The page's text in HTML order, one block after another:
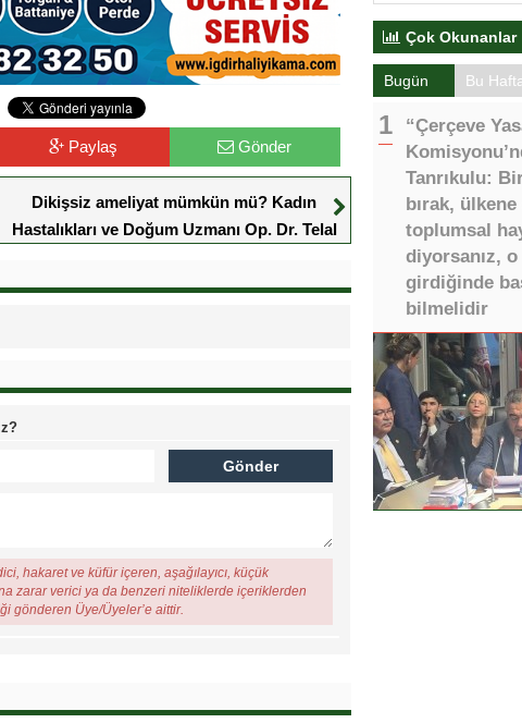
Paylaş Gönder
Dikişsiz ameliyat mümkün mü? Kadın
Hastalıkları ve Doğum Uzmanı Op. Dr. Telal
hakaret ve küfür içeren, aşağılayıcı, küçük
zarar verici ya da benzeri niteliklerde içeriklerden
gönderen Üye/Üyeler’e aittir.
Çok Okunanlar
Bugün Bu
“Çerçeve
Tanrıkulu:
bırak,
toplumsal
diyorsanız,
girdiğinde
bilmelidir